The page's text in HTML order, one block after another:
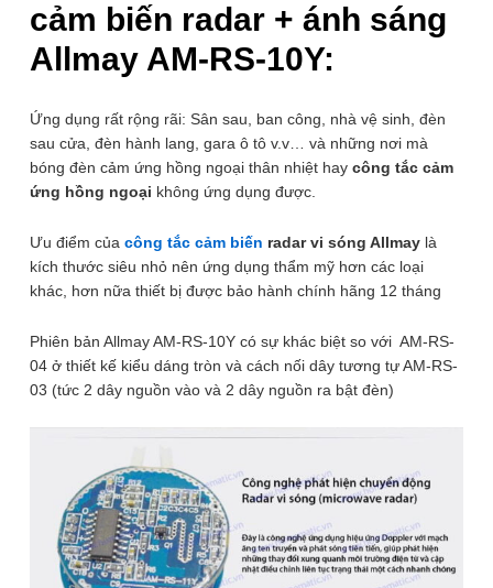
cảm biến radar + ánh sáng
Allmay AM-RS-10Y:
Ứng dụng rất rộng rãi: Sân sau, ban công, nhà vệ sinh, đèn
sau cửa, đèn hành lang, gara ô tô v.v… và những nơi mà
bóng đèn cảm ứng hồng ngoại thân nhiệt hay công tắc cảm
ứng hồng ngoại không ứng dụng được.
Ưu điểm của công tắc cảm biến radar vi sóng Allmay là
kích thước siêu nhỏ nên ứng dụng thẩm mỹ hơn các loại
khác, hơn nữa thiết bị được bảo hành chính hãng 12 tháng
Phiên bản Allmay AM-RS-10Y có sự khác biệt so với AM-RS-
04 ở thiết kế kiểu dáng tròn và cách nối dây tương tự AM-RS-
03 (tức 2 dây nguồn vào và 2 dây nguồn ra bật đèn)
Để lại thông tin, chúng tôi sẽ tư vấn sớm nhất. Hoàn Toàn Miễn Phí,
Không Mua Cũng Không Sao
SĐT
Giao hàng toàn quốc
Miễn phí ship đơn hàng >1.000.000đ
Giao hàng nội thành Hà Nội 24h, giao hỏa tốc Grab
Công tắc cảm biến radar vi sóng +
ánh sáng Allmay AM-RS-10Y
Brand:Allmay
Công tắc cảm biến radar vi sóng Allmay AM-RS-10Y phát
hiện chuyển động vào buổi tối siêu nhạy giúp bạn bật tắt
đèn với góc quét 360 °, không điểm chết với bán kính lên
kính, gỗ … mỏng vì vậy có thể lắp đặt trong máng đèn đảm
– Công suất 35W.
– Cảm biến radar siêu nhạy có thể quét chuyển động
xuyên tường, kính, gỗ mỏng, không điểm chết.
– Cảm biến ánh sáng để chỉ bật đèn vào buổi tối, siêu tiết
kiệm điện.